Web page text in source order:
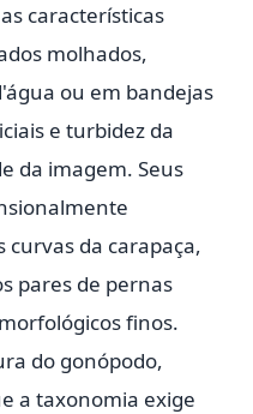
características
molhados,
ou em bandejas
e turbidez da
da imagem. Seus
curvas da carapaça,
pares de pernas
finos.
do gonópodo,
a taxonomia exige